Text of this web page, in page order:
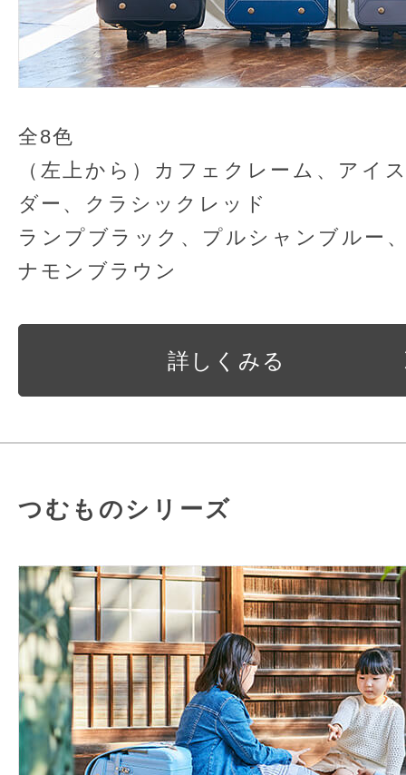
全8色
（左上から）カフェクレーム、アイ
ダー、クラシックレッド
ランプブラック、プルシャンブルー
ナモンブラウン
詳しくみる
つむものシリーズ